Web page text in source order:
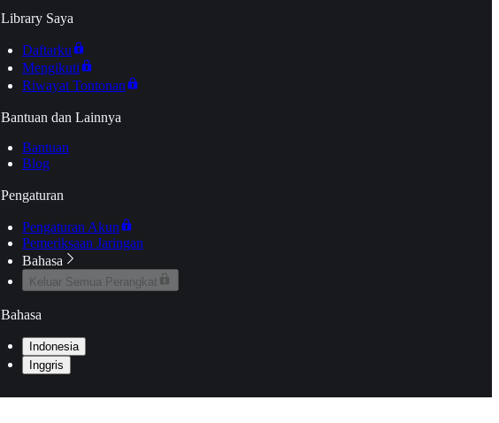
Library Saya
Daftarku
Mengikuti
Riwayat Tontonan
Bantuan dan Lainnya
Bantuan
Blog
Pengaturan
Pengaturan Akun
Pemeriksaan Jaringan
Bahasa
Keluar Semua Perangkat
Bahasa
Indonesia
Inggris